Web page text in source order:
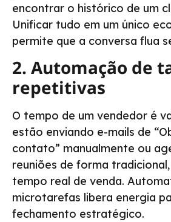
encontrar o histórico de um
Unificar tudo em um único
permite que a conversa flua
2. Automação de
repetitivas
O tempo de um vendedor é
estão enviando e-mails de
contato” manualmente ou
reuniões de forma
tempo real de venda.
microtarefas libera energia
fechamento estratégico.